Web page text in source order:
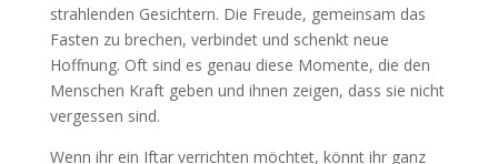
strahlenden Gesichtern. Die Freude, gemeinsam das
Fasten zu brechen, verbindet und schenkt neue
Hoffnung. Oft sind es genau diese Momente, die den
Menschen Kraft geben und ihnen zeigen, dass sie nicht
vergessen sind.
Wenn ihr ein Iftar verrichten möchtet, könnt ihr ganz